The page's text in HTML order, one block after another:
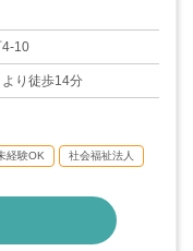
4-10
り徒歩14分
経験OK 社会福祉法人